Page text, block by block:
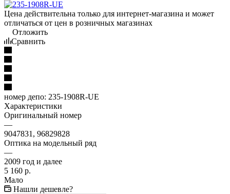
Цена действительна только для интернет-магазина и может
отличаться от цен в розничных магазинах
Отложить
Сравнить
номер депо: 235-1908R-UE
Характеристики
Оригинальный номер
—
9047831, 96829828
Оптика на модельный ряд
—
2009 год и далее
5 160 р.
Мало
Нашли дешевле?